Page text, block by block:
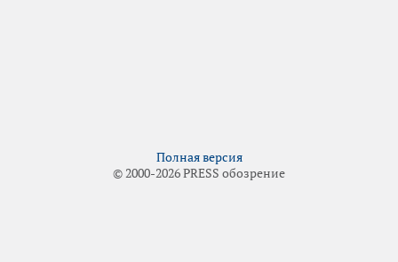
Полная версия
© 2000-2026 PRESS обозрение